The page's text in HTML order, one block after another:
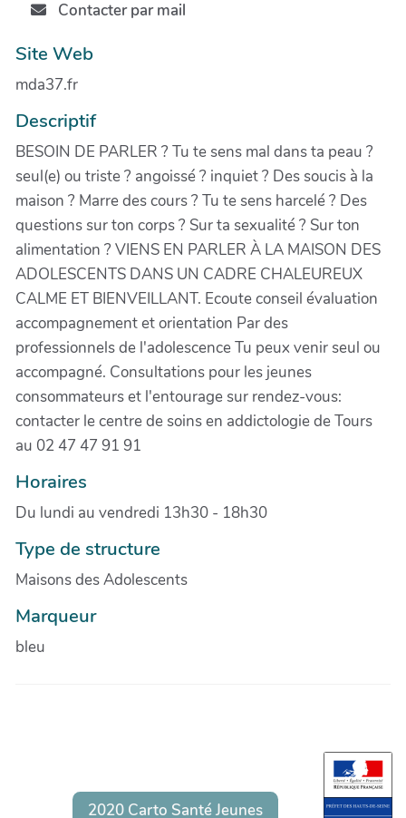
Contacter par mail
Site Web
mda37.fr
Descriptif
BESOIN DE PARLER ? Tu te sens mal dans ta peau ?
seul(e) ou triste ? angoissé ? inquiet ? Des soucis à la
maison ? Marre des cours ? Tu te sens harcelé ? Des
questions sur ton corps ? Sur ta sexualité ? Sur ton
alimentation ? VIENS EN PARLER À LA MAISON DES
ADOLESCENTS DANS UN CADRE CHALEUREUX
CALME ET BIENVEILLANT. Ecoute conseil évaluation
accompagnement et orientation Par des
professionnels de l'adolescence Tu peux venir seul ou
accompagné. Consultations pour les jeunes
consommateurs et l'entourage sur rendez-vous:
contacter le centre de soins en addictologie de Tours
au 02 47 47 91 91
Horaires
Du lundi au vendredi 13h30 - 18h30
Type de structure
Maisons des Adolescents
Marqueur
bleu
2020 Carto Santé Jeunes